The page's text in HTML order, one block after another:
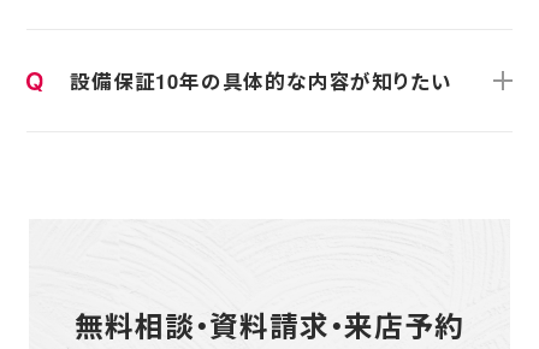
設備保証10年の具体的な内容が知りたい
無料相談・資料請求・来店予約